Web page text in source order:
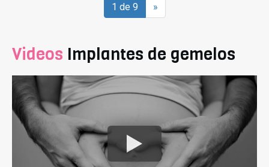
1 de 9 »
Videos Implantes de gemelos